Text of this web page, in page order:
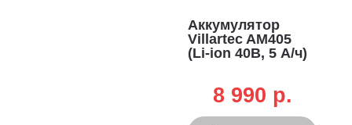
Аккумулятор
Villartec AM405
(Li-ion 40В, 5 А/ч)
8 990 p.